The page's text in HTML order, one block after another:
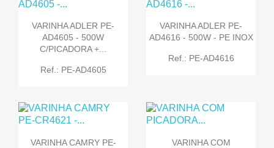
VARINHA ADLER PE-
AD4605 - 500W
C/PICADORA +...
Ref.: PE-AD4605
VARINHA ADLER PE-
AD4616 - 500W - PE INOX
Ref.: PE-AD4616
VARINHA CAMRY PE-
VARINHA COM